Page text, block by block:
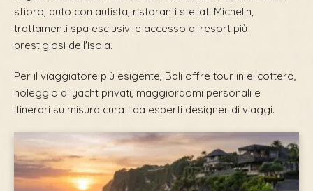
sfioro, auto con autista, ristoranti stellati Michelin,
trattamenti spa esclusivi e accesso ai resort più
prestigiosi dell'isola.
Per il viaggiatore più esigente, Bali offre tour in elicottero,
noleggio di yacht privati, maggiordomi personali e
itinerari su misura curati da esperti designer di viaggi.